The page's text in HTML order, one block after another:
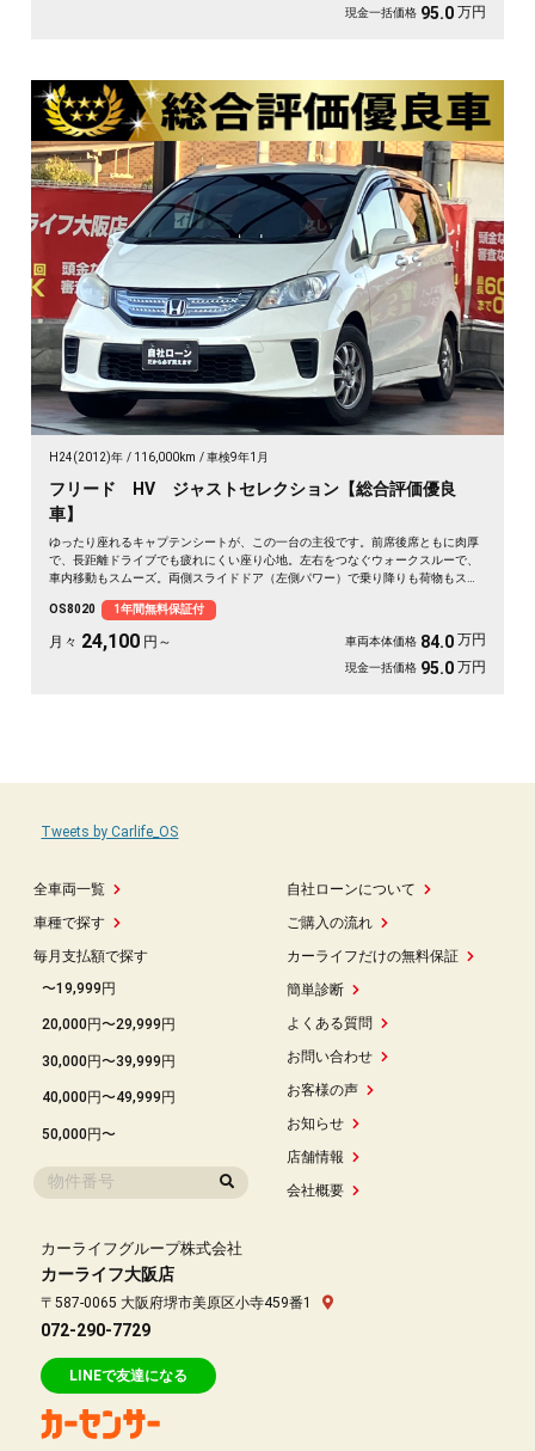
現金一括価格 95.0 万円
H24(2012)年 116,000km 車検9年1月
フリード HV ジャストセレクション【総合評価優良
車】
ゆったり座れるキャプテンシートが、この一台の主役です。前席後席ともに肉厚
で、長距離ドライブでも疲れにくい座り心地。左右をつなぐウォークスルーで、
車内移動もスムーズ。両側スライドドア（左側パワー）で乗り降りも荷物もスイ
んな時間が似合う一台。月々24100〜で始められます。走りを支えるHVで燃費も
心強い✨🚗💺🎵😊《1年保証付》
OS8020 1年間無料保証付
月々 24,100 円～ 車両本体価格 84.0 万円
現金一括価格 95.0 万円
全車両一覧
車種で探す
毎月支払額で探す
〜19,999円
20,000円〜29,999円
30,000円〜39,999円
40,000円〜49,999円
50,000円〜
自社ローンについて
ご購入の流れ
カーライフだけの無料保証
簡単診断
よくある質問
お問い合わせ
お客様の声
お知らせ
店舗情報
会社概要
Tweets by Carlife_OS
カーライフグループ株式会社
カーライフ大阪店
〒587-0065 大阪府堺市美原区小寺459番1
072-290-7729
LINEで友達になる